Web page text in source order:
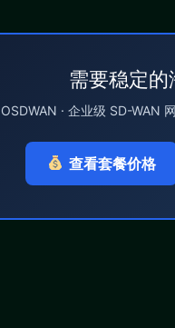
需要稳定的
OSDWAN · 企业级 SD-WAN
查看套餐价格